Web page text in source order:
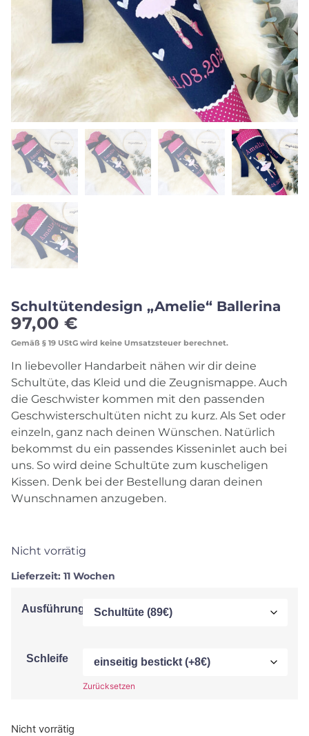
Schultütendesign „Amelie“ Ballerina
97,00 €
Gemäß § 19 UStG wird keine Umsatzsteuer berechnet.
In liebevoller Handarbeit nähen wir dir deine
Schultüte, das Kleid und die Zeugnismappe. Auch
die Geschwister kommen mit den passenden
Geschwisterschultüten nicht zu kurz. Als Set oder
einzeln, ganz nach deinen Wünschen. Natürlich
bekommst du ein passendes Kisseninlet auch bei
uns. So wird deine Schultüte zum kuscheligen
Kissen. Denk bei der Bestellung daran deinen
Wunschnamen anzugeben.
Nicht vorrätig
Lieferzeit: 11 Wochen
Ausführung
Schleife
Zurücksetzen
Nicht vorrätig